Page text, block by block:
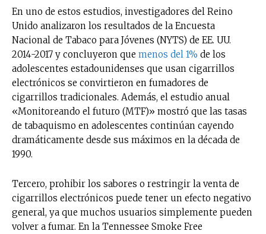
En uno de estos estudios, investigadores del Reino
Unido analizaron los resultados de la Encuesta
Nacional de Tabaco para Jóvenes (NYTS) de EE. UU.
2014-2017 y concluyeron que menos del 1% de los
adolescentes estadounidenses que usan cigarrillos
electrónicos se convirtieron en fumadores de
cigarrillos tradicionales. Además, el estudio anual
«Monitoreando el futuro (MTF)» mostró que las tasas
de tabaquismo en adolescentes continúan cayendo
dramáticamente desde sus máximos en la década de
1990.
Tercero, prohibir los sabores o restringir la venta de
cigarrillos electrónicos puede tener un efecto negativo
general, ya que muchos usuarios simplemente pueden
volver a fumar. En la Tennessee Smoke Free